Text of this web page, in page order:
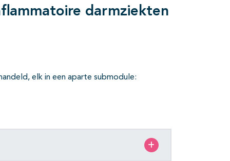
darmziekten
elk in een aparte submodule: